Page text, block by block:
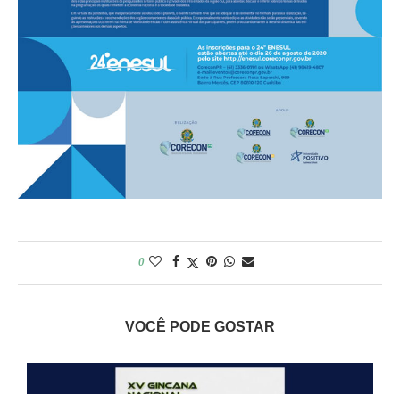
0
VOCÊ PODE GOSTAR